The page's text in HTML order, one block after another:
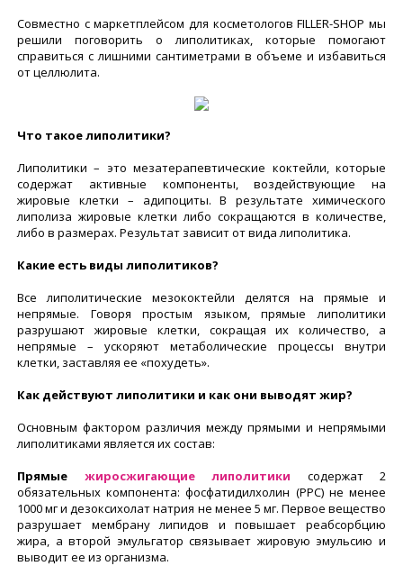
Совместно с маркетплейсом для косметологов FILLER-SHOP мы
решили поговорить о липолитиках, которые помогают
справиться с лишними сантиметрами в объеме и избавиться
от целлюлита.
Что такое липолитики?
Липолитики – это мезатерапевтические коктейли, которые
содержат активные компоненты, воздействующие на
жировые клетки – адипоциты. В результате химического
липолиза жировые клетки либо сокращаются в количестве,
либо в размерах. Результат зависит от вида липолитика.
Какие есть виды липолитиков?
Все липолитические мезококтейли делятся на прямые и
непрямые. Говоря простым языком, прямые липолитики
разрушают жировые клетки, сокращая их количество, а
непрямые – ускоряют метаболические процессы внутри
клетки, заставляя ее «похудеть».
Как действуют липолитики и как они выводят жир?
Основным фактором различия между прямыми и непрямыми
липолитиками является их состав:
Прямые
жиросжигающие липолитики содержат 2
обязательных компонента: фосфатидилхолин (PPC) не менее
1000 мг и дезоксихолат натрия не менее 5 мг. Первое вещество
разрушает мембрану липидов и повышает реабсорбцию
жира, а второй эмульгатор связывает жировую эмульсию и
выводит ее из организма.